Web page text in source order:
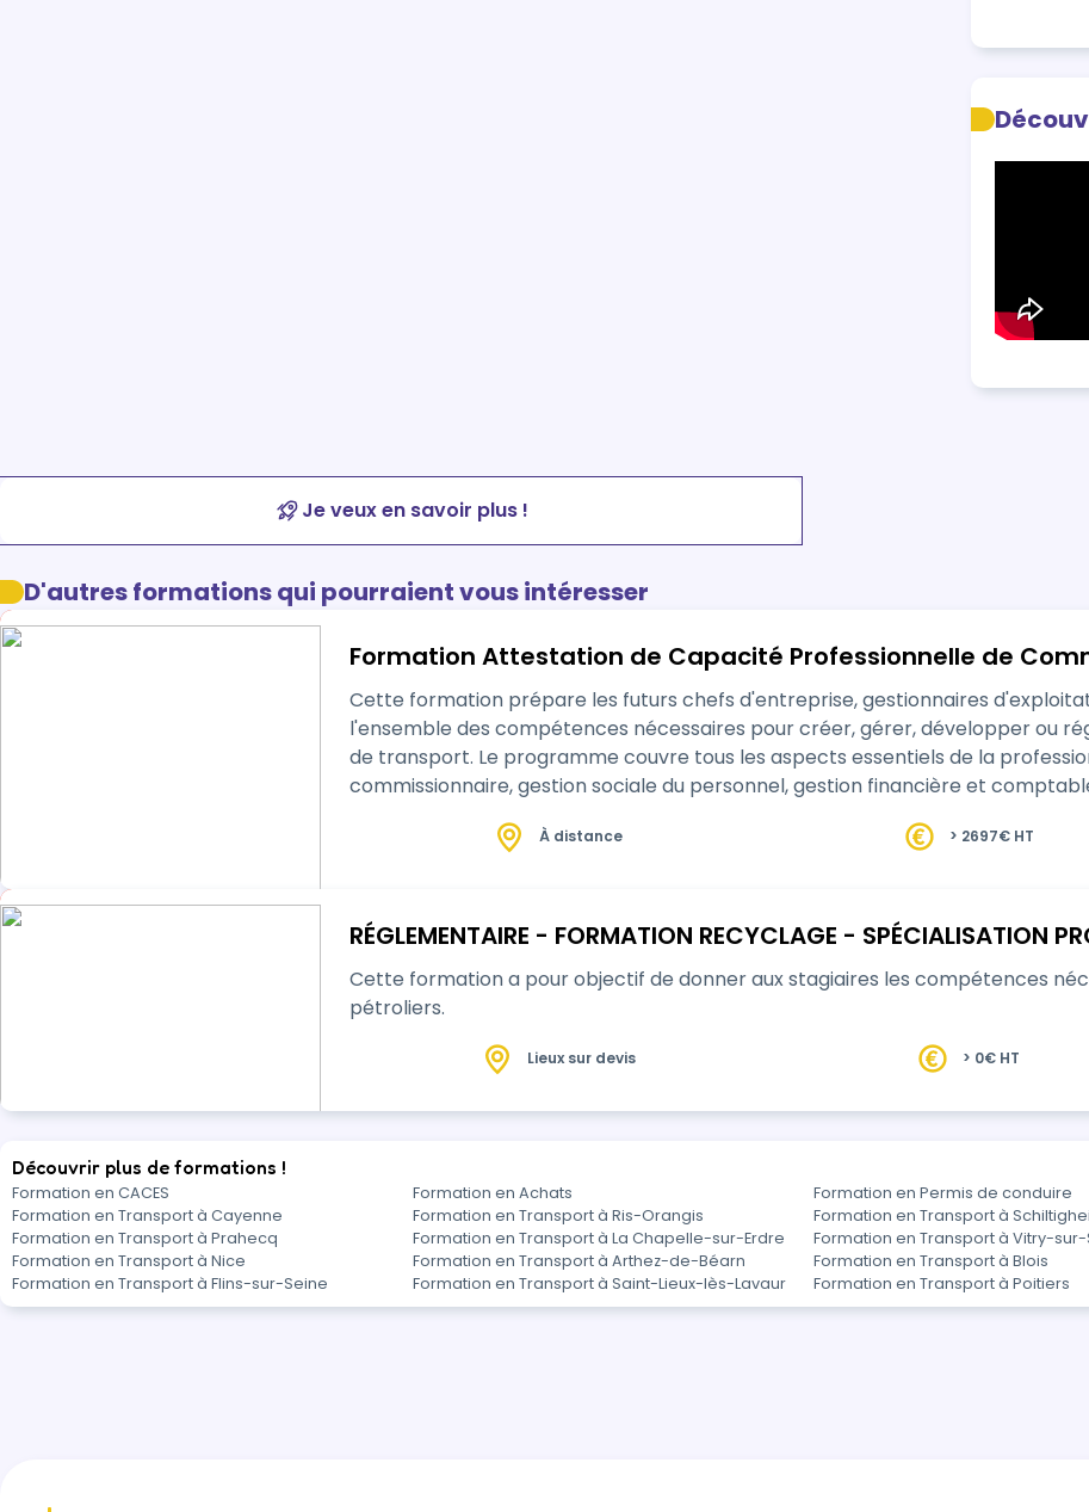
Je veux en savoir plus !
D'autres formations qui pourraient vous intéresser
Formation Attestation de Capacité Professionnelle de
Cette formation prépare les futurs chefs d'entreprise, gestionnaires
l'ensemble des compétences nécessaires pour créer, gérer, développer ou
de transport. Le programme couvre tous les aspects essentiels de la
commissionnaire, gestion sociale du personnel, gestion financière et
À distance > 2697€ HT
RÉGLEMENTAIRE - FORMATION RECYCLAGE - SPÉCIALISATION
Cette formation a pour objectif de donner aux stagiaires les compétences
pétroliers.
Lieux sur devis > 0€ HT
Découvrir plus de formations !
Formation en CACES Formation en Achats Formation en Permis de conduire
Formation en Transport à Cayenne
Formation en Transport à Ris-Orangis Formation en Transport à
Formation en Transport à Prahecq
Formation en Transport à La Chapelle-sur-Erdre Formation en Transport à Vitry-
Formation en Transport à Nice
Formation en Transport à Arthez-de-Béarn Formation en Transport à Blois
Formation en Transport à Flins-sur-Seine
Formation en Transport à Saint-Lieux-lès-Lavaur Formation en Transport à Poitiers